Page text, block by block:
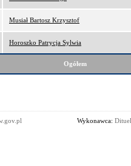
Musiał Bartosz Krzysztof
Horoszko Patrycja Sylwia
Ogółem
Wykonawca: